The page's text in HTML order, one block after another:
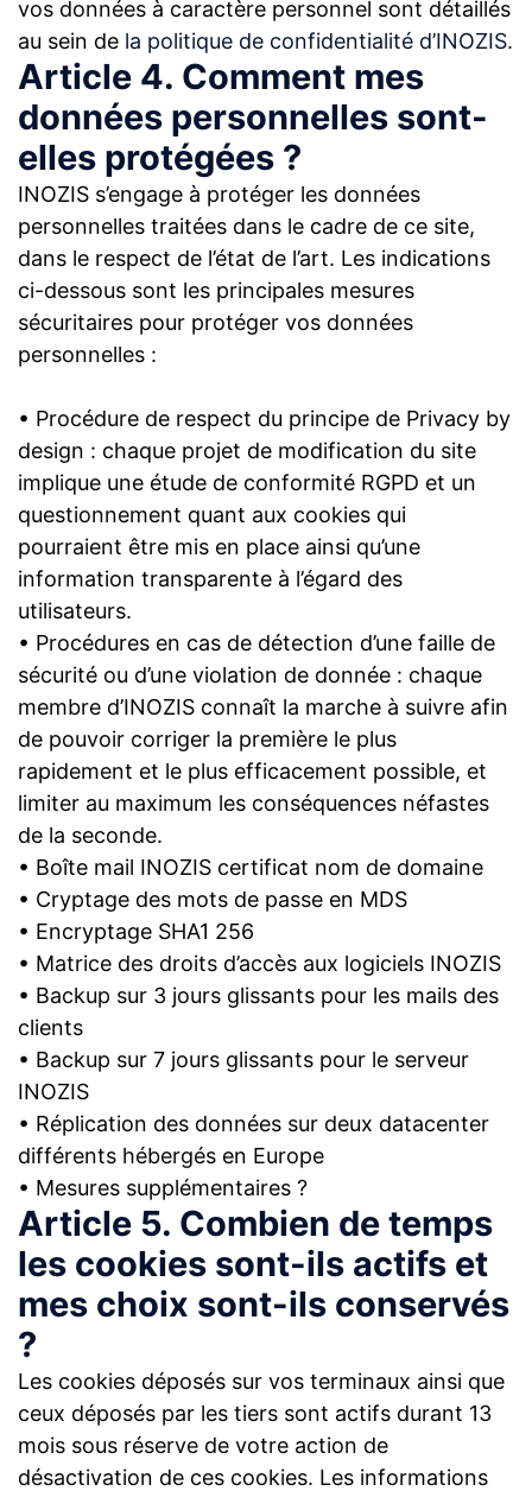
vos données à caractère personnel sont détaillés
au sein de la politique de confidentialité d’INOZIS.
Article 4. Comment mes
données personnelles sont-
elles protégées ?
INOZIS s’engage à protéger les données
personnelles traitées dans le cadre de ce site,
dans le respect de l’état de l’art. Les indications
ci-dessous sont les principales mesures
sécuritaires pour protéger vos données
personnelles :
• Procédure de respect du principe de Privacy by
design : chaque projet de modification du site
implique une étude de conformité RGPD et un
questionnement quant aux cookies qui
pourraient être mis en place ainsi qu’une
information transparente à l’égard des
utilisateurs.
• Procédures en cas de détection d’une faille de
sécurité ou d’une violation de donnée : chaque
membre d’INOZIS connaît la marche à suivre afin
de pouvoir corriger la première le plus
rapidement et le plus efficacement possible, et
limiter au maximum les conséquences néfastes
de la seconde.
• Boîte mail INOZIS certificat nom de domaine
• Cryptage des mots de passe en MDS
• Encryptage SHA1 256
• Matrice des droits d’accès aux logiciels INOZIS
• Backup sur 3 jours glissants pour les mails des
clients
• Backup sur 7 jours glissants pour le serveur
INOZIS
• Réplication des données sur deux datacenter
différents hébergés en Europe
• Mesures supplémentaires ?
Article 5. Combien de temps
les cookies sont-ils actifs et
mes choix sont-ils conservés
?
Les cookies déposés sur vos terminaux ainsi que
ceux déposés par les tiers sont actifs durant 13
mois sous réserve de votre action de
désactivation de ces cookies. Les informations